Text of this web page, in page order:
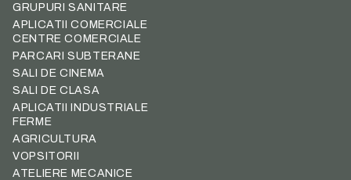
GRUPURI SANITARE
APLICATII COMERCIALE
CENTRE COMERCIALE
PARCARI SUBTERANE
SALI DE CINEMA
SALI DE CLASA
APLICATII INDUSTRIALE
FERME
AGRICULTURA
VOPSITORII
ATELIERE MECANICE